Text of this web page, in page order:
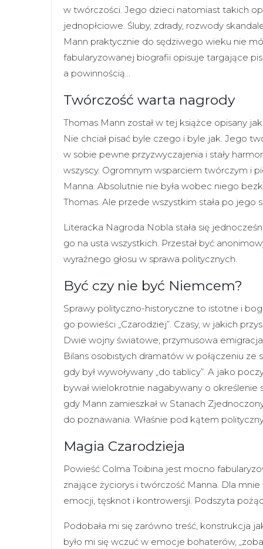
w twórczości. Jego dzieci natomiast takich
jednopłciowe. Śluby, zdrady, rozwody
Mann praktycznie do sędziwego wieku nie
fabularyzowanej biografii opisuje targające
a powinnością…
Twórczość warta nagrody
Thomas Mann został w tej książce opisany
Nie chciał pisać byle czego i byle jak. Jego
w sobie pewne przyzwyczajenia i stały
wszyscy. Ogromnym wsparciem twórczym i
Manna. Absolutnie nie była wobec niego
Thomas. Ale przede wszystkim stała po jego
Literacka Nagroda Nobla stała się
go na usta wszystkich. Przestał być
wyraźnego głosu w sprawa politycznych.
Być czy nie być Niemcem?
Sprawy polityczno-historyczne to istotne i
go powieści „Czarodziej”. Czasy, w jakich
Dwie wojny światowe, przymusowa
Bilans osobistych dramatów w połączeniu
gdy był wywoływany „do tablicy”. A jako
bywał wielokrotnie nagabywany o
gdy Mann zamieszkał w Stanach
do poznawania. Właśnie pod kątem
Magia Czarodzieja
Powieść Colma Toibina jest mocno
znające życiorys i twórczość Manna. Dla
emocji, tęsknot i kontrowersji. Podszyta
Podobała mi się zarówno treść, konstrukcja
było mi się wczuć w emocje bohaterów,